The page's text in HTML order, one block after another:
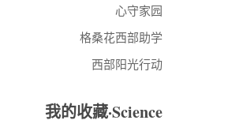
心守家园
格桑花西部助学
西部阳光行动
我的收藏·Science